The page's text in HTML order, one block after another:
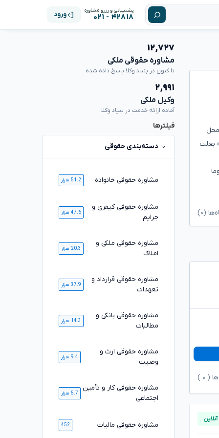
پشتیبانی و رزرو مشاوره
۴۲۸۱۸ - ۰۲۱ ورود
چون محل
. یکبار دادخواست الزام به تامین اب درسا ل ۱۳۹۸ دادم که بعلت
(۰)
( ۰
۱۲,۷۲۷
مشاوره حقوقی ملکی
تا کنون در بنیاد وکلا پاسخ داده شده
۲,۹۹۱
وکیل ملکی
آماده ارائه خدمت در بنیاد وکلا
فیلترها
دسته‌بندی حقوقی
مشاوره حقوقی خانواده 51.2 هزار
مشاوره حقوقی کیفری و
جرایم
47.6 هزار
مشاوره حقوقی ملکی و
املاک
20.3 هزار
مشاوره حقوقی قرارداد و
تعهدات
37.9 هزار
مشاوره حقوقی بانکی و
مطالبات
14.3 هزار
مشاوره حقوقی ارث و
وصیت
9.4 هزار
مشاوره حقوقی کار و تأمین
اجتماعی
5.7 هزار
مشاوره حقوقی مالیات 452